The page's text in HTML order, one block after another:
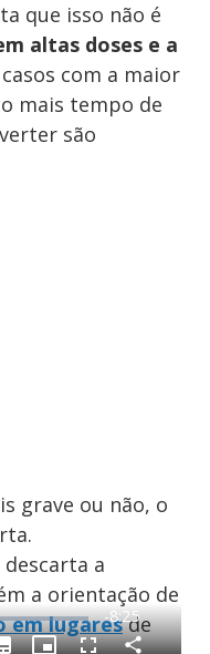
que isso não é
altas doses e a
com a maior
mais tempo de
são
grave ou não, o
a
a orientação de
em lugaresde
R
e
-8:25